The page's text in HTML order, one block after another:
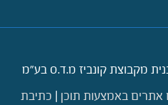
מקבוצת קונביז מ.ד.ס בע"מ
אתרים באמצעות תוכן
כתיבת